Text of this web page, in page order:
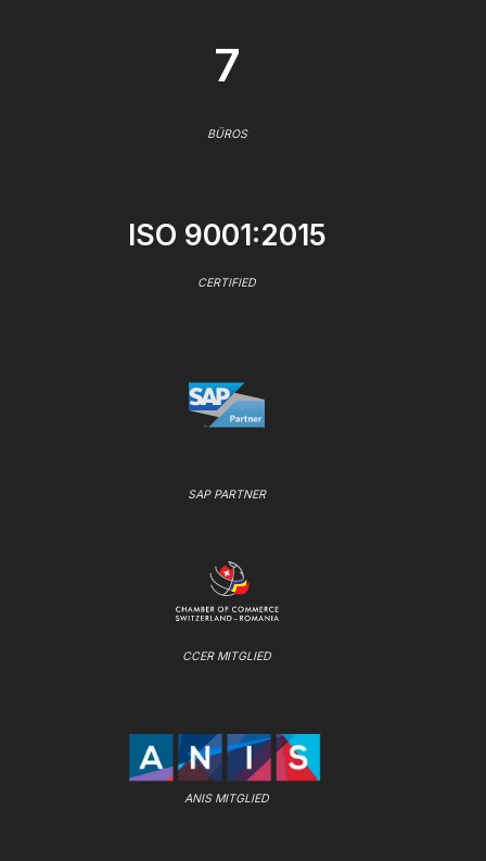
7
BÜROS
ISO 9001:2015
CERTIFIED
SAP PARTNER
CCER MITGLIED
ANIS MITGLIED